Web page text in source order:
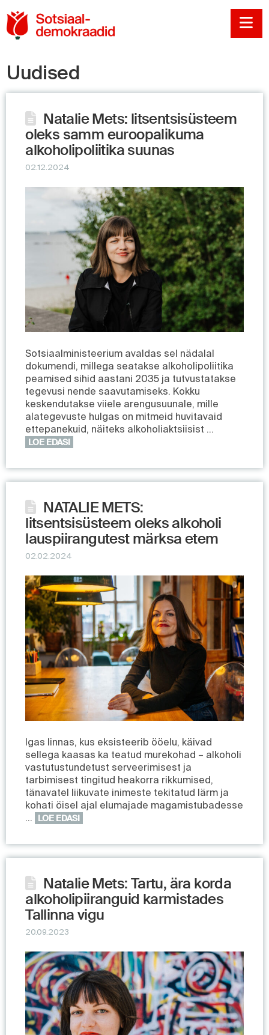
Uudised
Natalie Mets: litsentsisüsteem
oleks samm euroopalikuma
alkoholipoliitika suunas
02.12.2024
Sotsiaalministeerium avaldas sel nädalal
dokumendi, millega seatakse alkoholipoliitika
peamised sihid aastani 2035 ja tutvustatakse
tegevusi nende saavutamiseks. Kokku
keskendutakse viiele arengusuunale, mille
alategevuste hulgas on mitmeid huvitavaid
ettepanekuid, näiteks alkoholiaktsiisist …
LOE EDASI
NATALIE METS:
litsentsisüsteem oleks alkoholi
lauspiirangutest märksa etem
02.02.2024
Igas linnas, kus eksisteerib ööelu, käivad
sellega kaasas ka teatud murekohad – alkoholi
vastutustundetust serveerimisest ja
tarbimisest tingitud heakorra rikkumised,
tänavatel liikuvate inimeste tekitatud lärm ja
kohati öisel ajal elumajade magamistubadesse
…
LOE EDASI
Natalie Mets: Tartu, ära korda
alkoholipiiranguid karmistades
Tallinna vigu
20.09.2023